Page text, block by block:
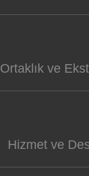
Ortaklık ve
Hizmet ve